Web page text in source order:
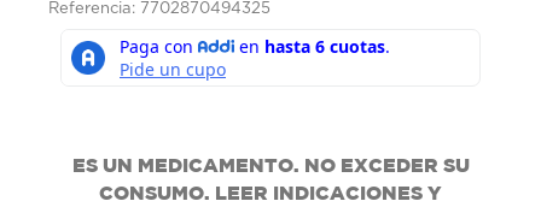
Referencia: 7702870494325
ES UN MEDICAMENTO. NO EXCEDER SU
CONSUMO. LEER INDICACIONES Y